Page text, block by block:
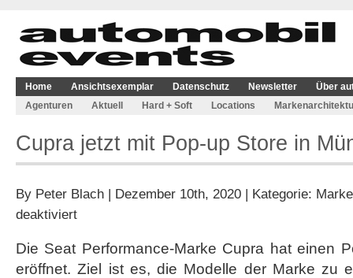
Home Ansichtsexemplar Datenschutz Newsletter
Über
Agenturen
Aktuell Hard + Soft Locations
Cupra jetzt mit Pop-up Store in
By Peter Blach | Dezember 10th, 2020 | Kategorie:
deaktiviertfür
mit
Pop-
Die Seat Performance-Marke Cupra hat einen
eröffnet. Ziel ist es, die Modelle der Marke zu